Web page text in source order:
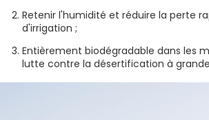
Retenir l'humidité et réduire la perte
d'irrigation ;
Entièrement biodégradable dans les
lutte contre la désertification à